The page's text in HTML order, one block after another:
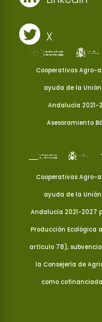
X
Cooperativas Agro-
ayuda de la Unión
Andalucía 2021-
Asesoramiento
Cooperativas Agro-
ayuda de la Unión
Andalucía 2021-2027
Producción Ecológica
artículo 78),
la Consejería de
como